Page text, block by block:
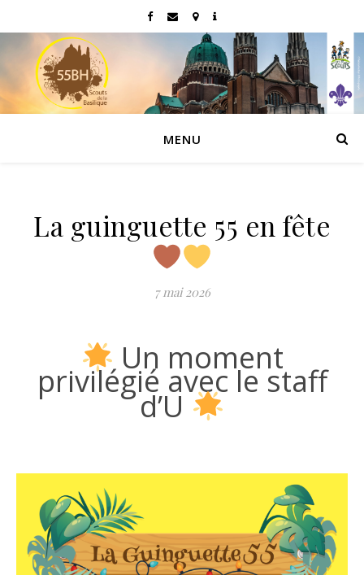
MENU
La guinguette 55 en fête
7 mai 2026
Un moment
privilégié avec le staff
d’U